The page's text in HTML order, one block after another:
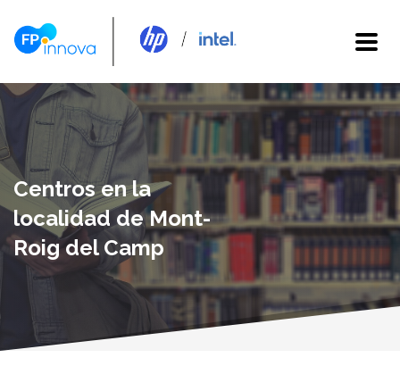
Centros en la
localidad de Mont-
Roig del Camp